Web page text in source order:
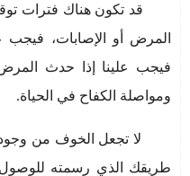
قد تكون هناك فترات
المرض أو الإصابات، فيجب
فيجب علينا إذا حدث
ومواصلة الكفاح في الحياة.
لا تجعل الخوف من
طريقك الذي رسمته للوصول